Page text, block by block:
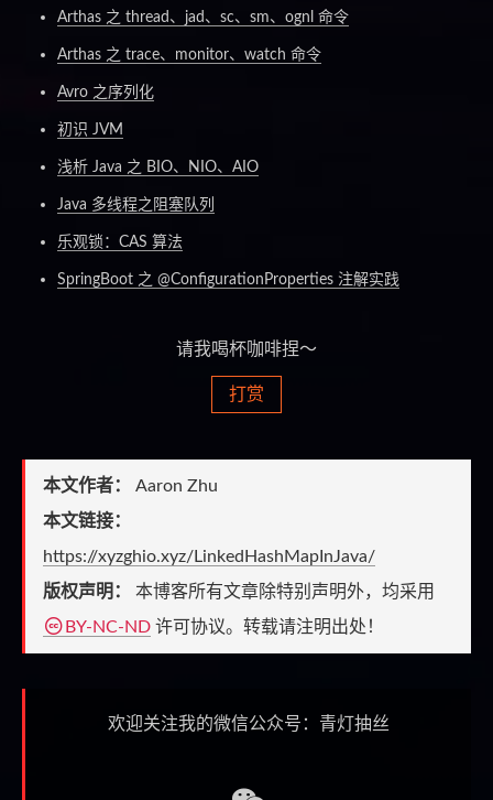
Arthas 之 thread、jad、sc、sm、ognl 命令
Arthas 之 trace、monitor、watch 命令
Avro 之序列化
初识 JVM
浅析 Java 之 BIO、NIO、AIO
Java 多线程之阻塞队列
乐观锁：CAS 算法
SpringBoot 之 @ConfigurationProperties 注解实践
请我喝杯咖啡捏～
打赏
本文作者： Aaron Zhu
本文链接：
https://xyzghio.xyz/LinkedHashMapInJava/
版权声明： 本博客所有文章除特别声明外，均采用
BY-NC-ND 许可协议。转载请注明出处！
欢迎关注我的微信公众号：青灯抽丝